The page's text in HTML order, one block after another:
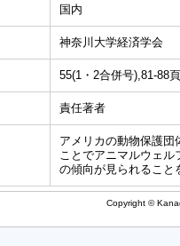
国内
神奈川大学経済学会
55(1・2合併号),81-88頁
責任著者
アメリカの動物保護団
ことでアニマルウェ
の傾向が見られること
Copyright ©